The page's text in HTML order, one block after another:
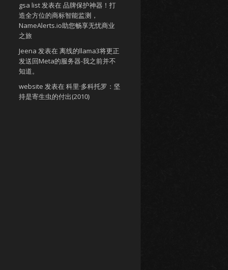
gsa list发表在 品牌保护神器！打
造全方位的商标智能监测，
NameAlerts.io助您畅享无忧商业
之旅
Jeena 发表在 离线的llama3将更正
发送回Meta的服务器-我之前并不
知道。
website 发表在 科里·多科托罗：坚
持是寄生虫的付出(2010)